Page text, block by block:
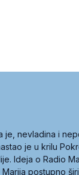
je, nevladina i
je u krilu
Ideja o Radio
postupno